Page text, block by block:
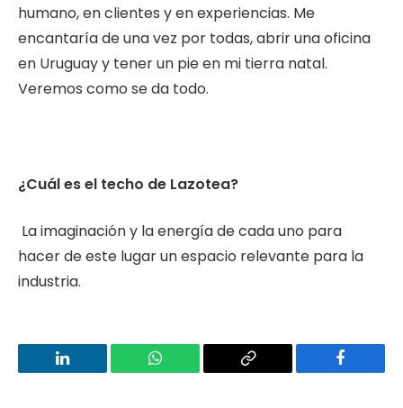
humano, en clientes y en experiencias. Me
encantaría de una vez por todas, abrir una oficina
en Uruguay y tener un pie en mi tierra natal.
Veremos como se da todo.
¿Cuál es el techo de Lazotea?
La imaginación y la energía de cada uno para
hacer de este lugar un espacio relevante para la
industria.
LinkedIn WhatsApp
Copy
Facebook